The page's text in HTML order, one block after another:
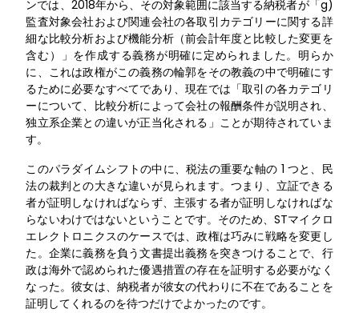
ンでは、2018年から、その対象範囲に該当する納税者が「g)
監査対象会社および関連会社の各取引カテゴリーに関する詳
細な比較分析および機能分析（前会計年度と比較した変更を
含む）」を作成する義務が明確に定められました。明らか
に、これは政権がこの義務の輪郭をその教義の中で明確にす
るために必要なすべてであり、現在では「取引の各カテゴリ
ーについて、比較分析によって会社の報酬条件が説明され、
独立系企業との違いが正当化される」ことが期待されていま
す。
このパラダイムシフトの中に、税法の重要な軸の 1 つと、民
法の裁判との大きな違いが見られます。つまり、立証できる
者が証明しなければならず、主張する者が証明しなければな
らないわけではないということです。そのため、STマイクロ
エレクトロニクスのケースでは、政権は巧みに戦略を変更し
た。企業に義務を負う文書提出義務を突きつけることで、行
政は海外で認められた優遇措置の存在を証明する必要がなく
なった。彼女は、納税者が彼女の代わりに不在であることを
証明してくれるのを待つだけでよかったのです。